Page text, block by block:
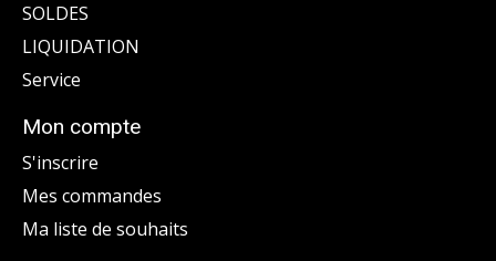
SOLDES
LIQUIDATION
Service
Mon compte
S'inscrire
Mes commandes
Ma liste de souhaits